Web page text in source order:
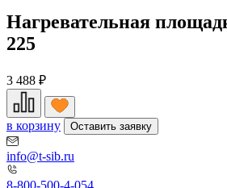
Нагревательная
225
3 488 ₽
в корзину Оставить заявку
info@t-sib.ru
8-800-500-4-054